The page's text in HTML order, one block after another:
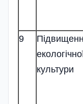
9
культури